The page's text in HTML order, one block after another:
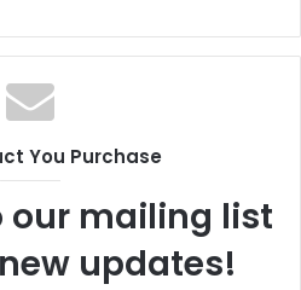
You Purchase
our mailing list
updates!